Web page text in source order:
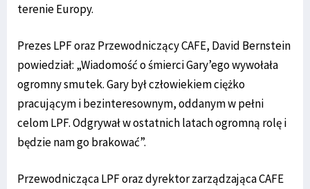
terenie Europy.
Prezes LPF oraz Przewodniczący CAFE, David Bernstein
powiedział: „Wiadomość o śmierci Gary’ego wywołała
ogromny smutek. Gary był człowiekiem ciężko
pracującym i bezinteresownym, oddanym w pełni
celom LPF. Odgrywał w ostatnich latach ogromną rolę i
będzie nam go brakować”.
Przewodnicząca LPF oraz dyrektor zarządzająca CAFE